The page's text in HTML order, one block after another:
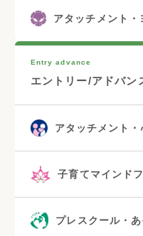
アタッチメント・
Entry advance
エントリー/アドバン
アタッチメント
子育てマインド
プレスクール・